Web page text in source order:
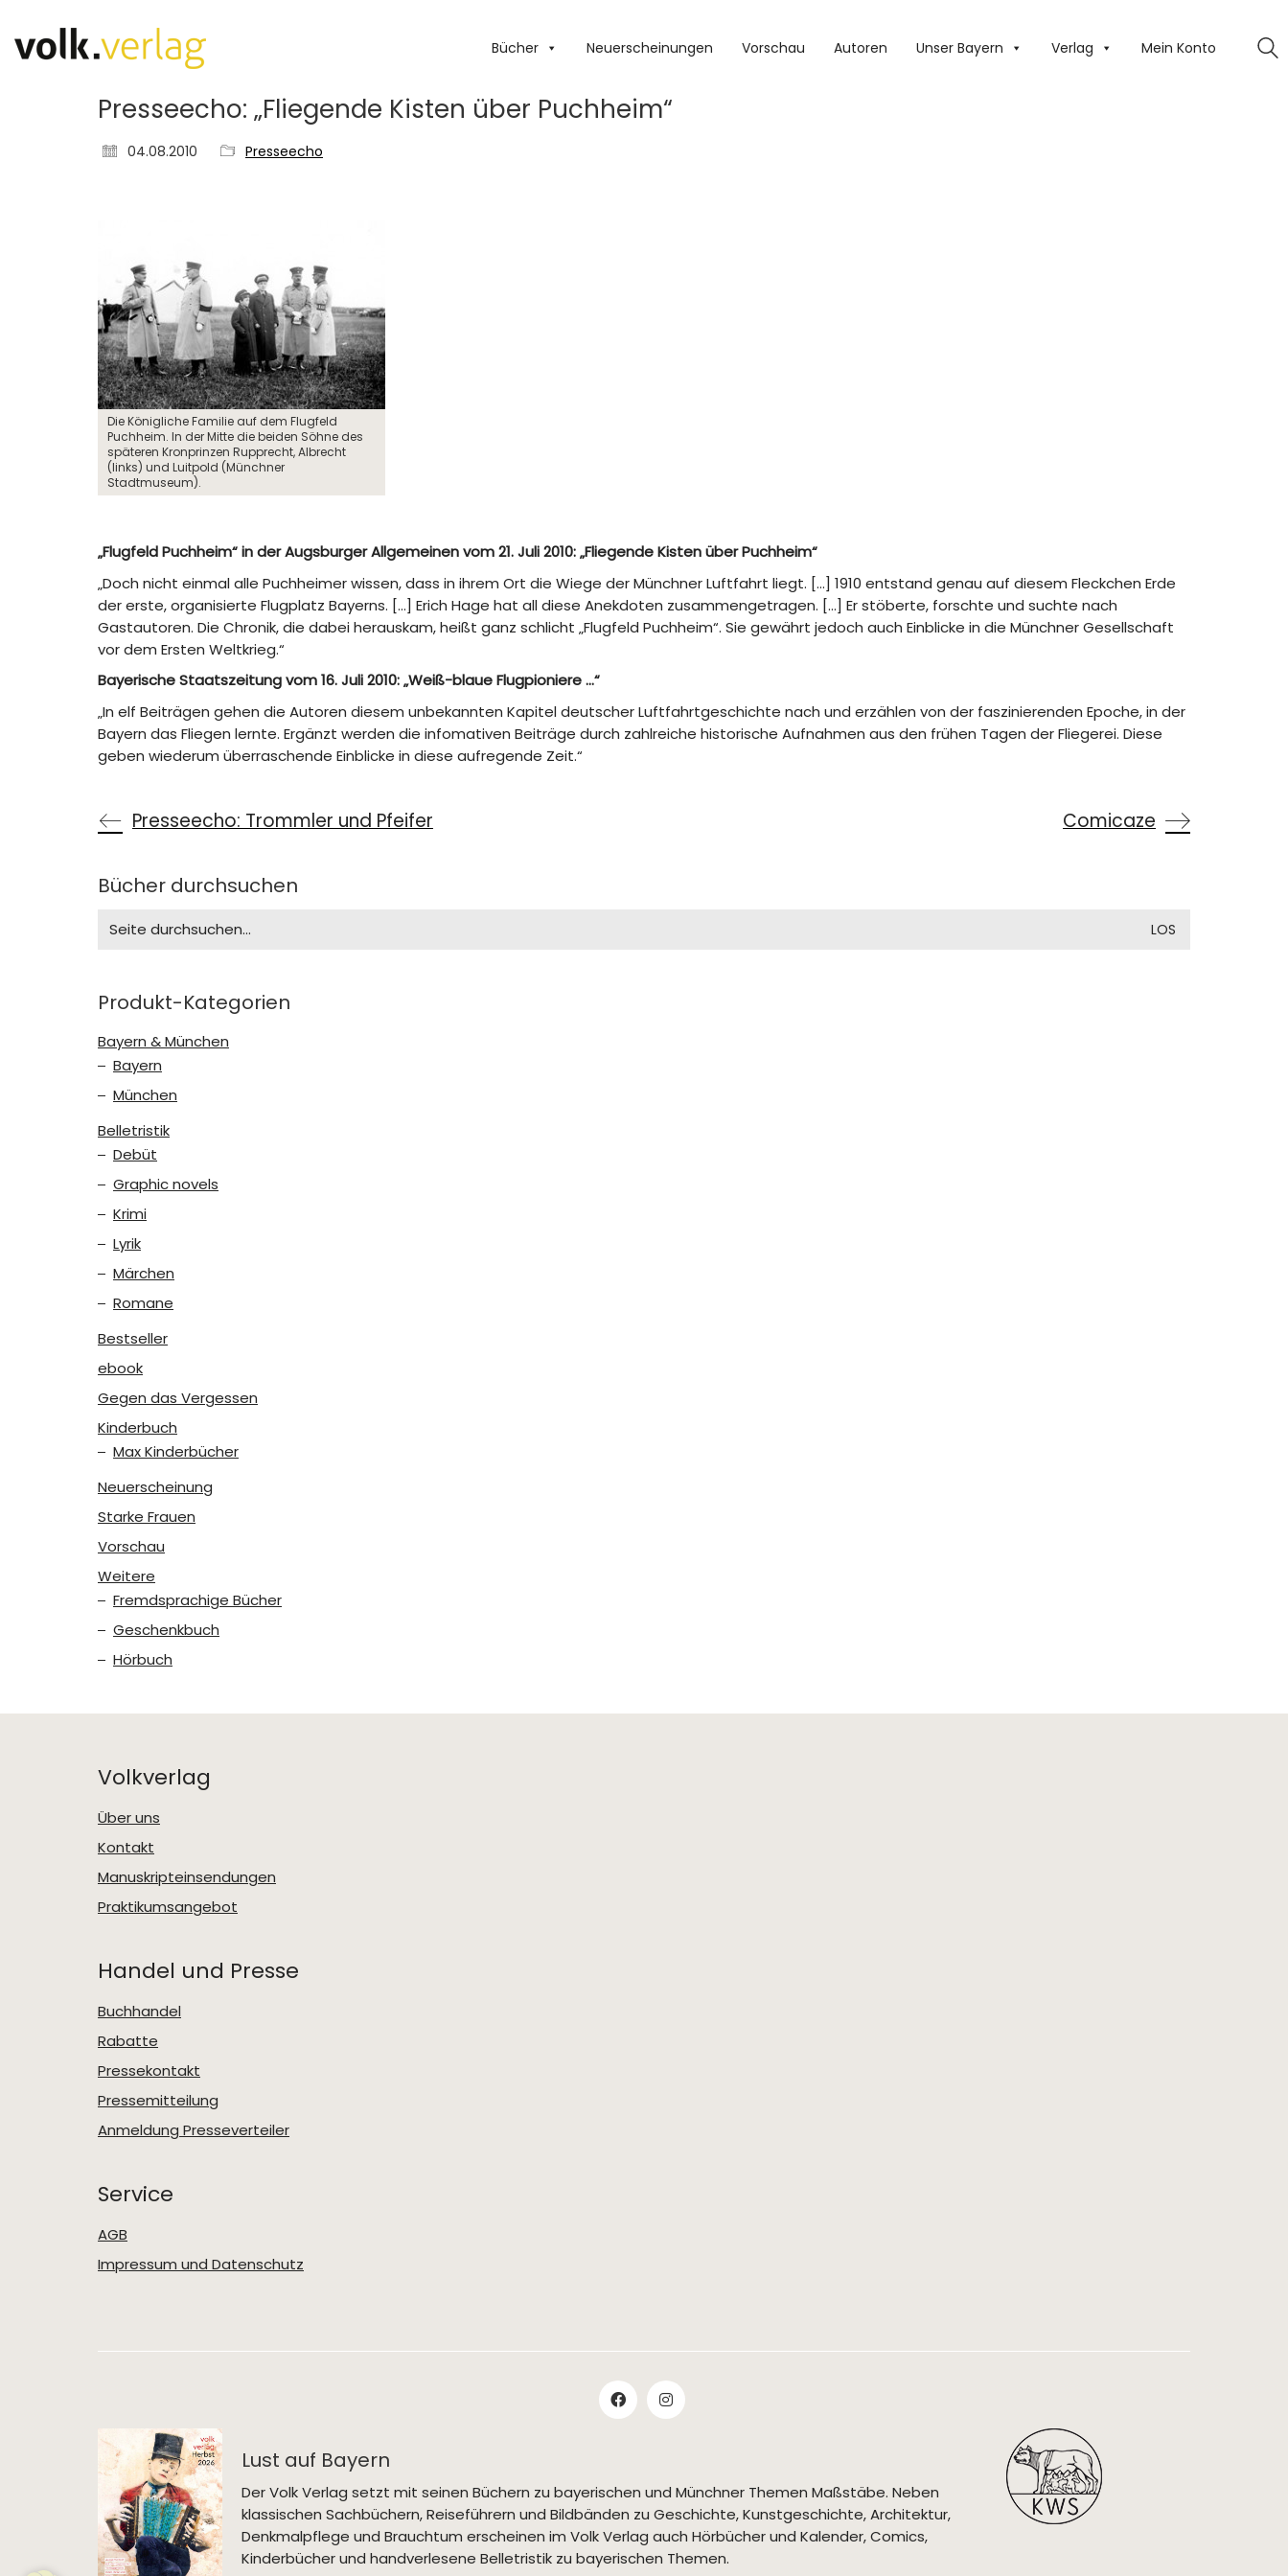
Bücher Neuerscheinungen Vorschau Autoren Unser Bayern Verlag Mein Konto
Presseecho: „Fliegende Kisten über Puchheim“
04.08.2010 Presseecho
Die Königliche Familie auf dem Flugfeld
Puchheim. In der Mitte die beiden Söhne des
späteren Kronprinzen Rupprecht, Albrecht
(links) und Luitpold (Münchner
Stadtmuseum).
„Flugfeld Puchheim“ in der Augsburger Allgemeinen vom 21. Juli 2010: „Fliegende Kisten über Puchheim“
„Doch nicht einmal alle Puchheimer wissen, dass in ihrem Ort die Wiege der Münchner Luftfahrt liegt. […] 1910 entstand genau auf diesem Fleckchen Erde
der erste, organisierte Flugplatz Bayerns. […] Erich Hage hat all diese Anekdoten zusammengetragen. […] Er stöberte, forschte und suchte nach
Gastautoren. Die Chronik, die dabei herauskam, heißt ganz schlicht „Flugfeld Puchheim“. Sie gewährt jedoch auch Einblicke in die Münchner Gesellschaft
vor dem Ersten Weltkrieg.“
Bayerische Staatszeitung vom 16. Juli 2010: „Weiß-blaue Flugpioniere …“
„In elf Beiträgen gehen die Autoren diesem unbekannten Kapitel deutscher Luftfahrtgeschichte nach und erzählen von der faszinierenden Epoche, in der
Bayern das Fliegen lernte. Ergänzt werden die infomativen Beiträge durch zahlreiche historische Aufnahmen aus den frühen Tagen der Fliegerei. Diese
geben wiederum überraschende Einblicke in diese aufregende Zeit.“
Presseecho: Trommler und Pfeifer Comicaze
Bücher durchsuchen
for:
Produkt-Kategorien
Bayern & München
Bayern
München
Belletristik
Debüt
Graphic novels
Krimi
Lyrik
Märchen
Romane
Bestseller
ebook
Gegen das Vergessen
Kinderbuch
Max Kinderbücher
Neuerscheinung
Starke Frauen
Vorschau
Weitere
Fremdsprachige Bücher
Geschenkbuch
Hörbuch
Volkverlag
Über uns
Kontakt
Manuskripteinsendungen
Praktikumsangebot
Handel und Presse
Buchhandel
Rabatte
Pressekontakt
Pressemitteilung
Anmeldung Presseverteiler
Service
AGB
Impressum und Datenschutz
Lust auf Bayern
Der Volk Verlag setzt mit seinen Büchern zu bayerischen und Münchner Themen Maßstäbe. Neben
klassischen Sachbüchern, Reiseführern und Bildbänden zu Geschichte, Kunstgeschichte, Architektur,
Denkmalpflege und Brauchtum erscheinen im Volk Verlag auch Hörbücher und Kalender, Comics,
Kinderbücher und handverlesene Belletristik zu bayerischen Themen.